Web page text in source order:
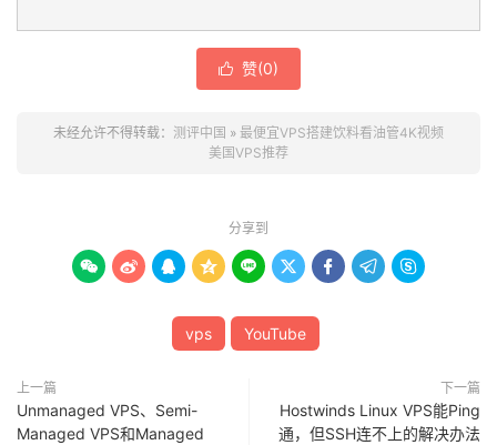
 赞(0)
未经允许不得转载： 测评中国 » 最便宜VPS搭建饮料看油管4K视频
美国VPS推荐
分享到
        
vps YouTube
上一篇
Unmanaged VPS、Semi-
Managed VPS和Managed
下一篇
Hostwinds Linux VPS能Ping
通，但SSH连不上的解决办法